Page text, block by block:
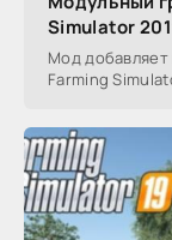
Simulator
Мод добавляет
Farming